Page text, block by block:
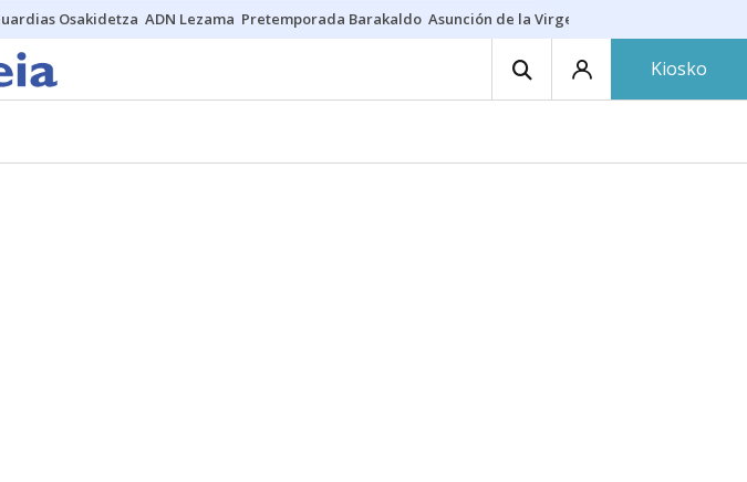
Osakidetza ADN Lezama Pretemporada Barakaldo Asunción de la Virgen
Kiosko